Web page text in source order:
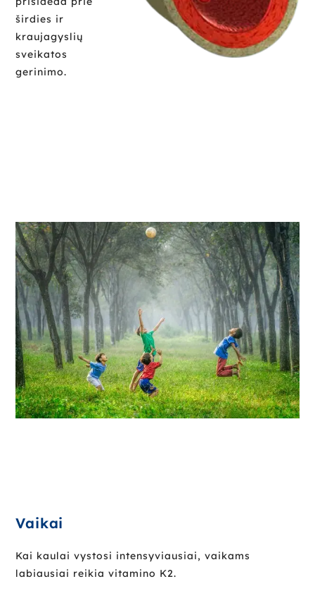
širdies ir
kraujagyslių
sveikatos
gerinimo.
Vaikai
Kai kaulai vystosi intensyviausiai, vaikams
labiausiai reikia vitamino K2.